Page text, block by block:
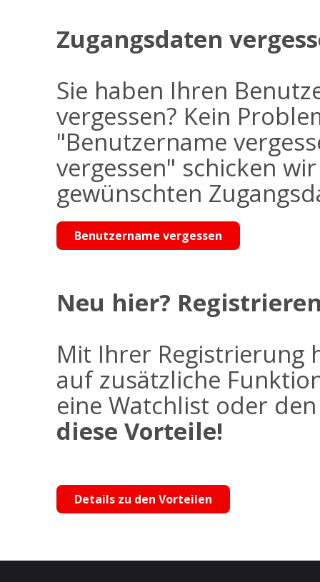
Zugangsdaten
Sie haben Ihren
vergessen? Kein
"Benutzername
vergessen" schicken
gewünschten
Benutzername vergessen
Neu hier?
Mit Ihrer Registrierung
auf zusätzliche
eine Watchlist oder
diese Vorteile!
Details zu den Vorteilen